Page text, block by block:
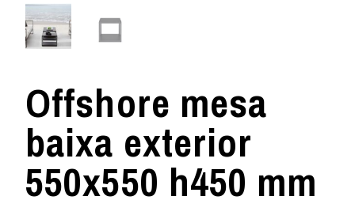
Offshore mesa
baixa exterior
550x550 h450 mm